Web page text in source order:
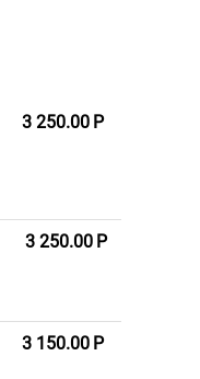
3 250.00 Р
3 250.00 Р
3 150.00 Р